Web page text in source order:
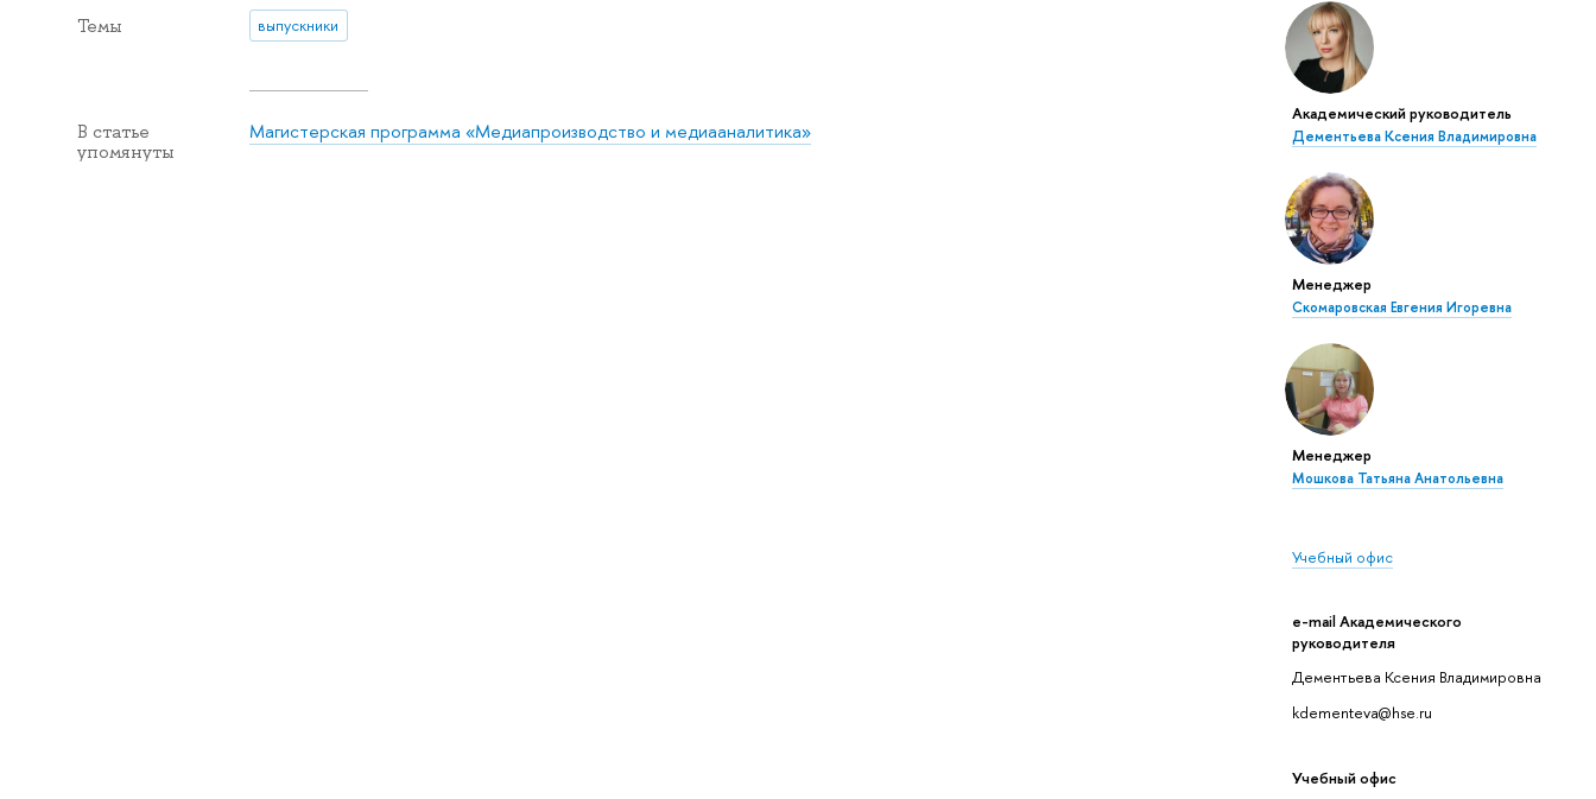
Академический руководитель
Дементьева Ксения Владимировна
Менеджер
Скомаровская Евгения Игоревна
Менеджер
Мошкова Татьяна Анатольевна
Учебный офис
e-mail Академического
руководителя
Дементьева Ксения Владимировна
kdementeva@hse.ru
Учебный офис
Темы выпускники
В статье
упомянуты
Магистерская программа «Медиапроизводство и медиааналитика»